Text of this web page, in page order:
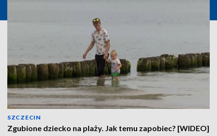
SZCZECIN
Zgubione dziecko na plaży. Jak temu zapobiec? [WIDEO]